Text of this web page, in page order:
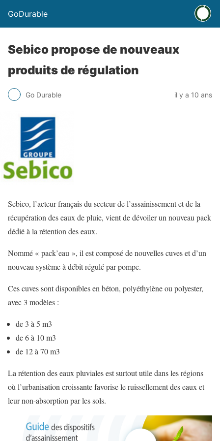
GoDurable
Sebico propose de nouveaux
produits de régulation
Go Durable il y a 10 ans
Sebico, l’acteur français du secteur de l’assainissement et de la
récupération des eaux de pluie, vient de dévoiler un nouveau pack
dédié à la rétention des eaux.
Nommé « pack’eau », il est composé de nouvelles cuves et d’un
nouveau système à débit régulé par pompe.
Ces cuves sont disponibles en béton, polyéthylène ou polyester,
avec 3 modèles :
de 3 à 5 m3
de 6 à 10 m3
de 12 à 70 m3
La rétention des eaux pluviales est surtout utile dans les régions
où l’urbanisation croissante favorise le ruissellement des eaux et
leur non-absorption par les sols.